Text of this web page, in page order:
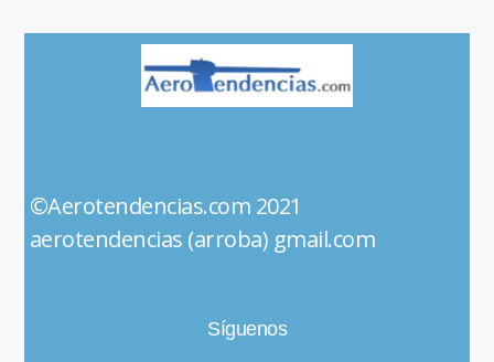
©Aerotendencias.com 2021
aerotendencias (arroba) gmail.com
Síguenos